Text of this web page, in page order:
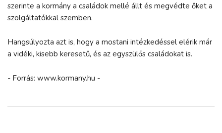
szerinte a kormány a családok mellé állt és megvédte őket a
szolgáltatókkal szemben.
Hangsúlyozta azt is, hogy a mostani intézkedéssel elérik már
a vidéki, kisebb keresetű, és az egyszülős családokat is.
- Forrás: www.kormany.hu -